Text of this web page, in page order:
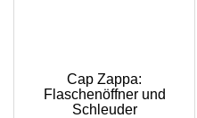
Cap Zappa:
Flaschenöffner und
Schleuder